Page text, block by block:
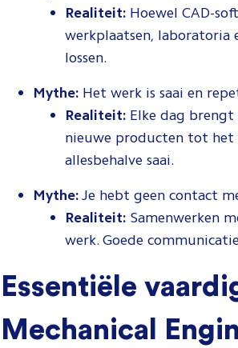
Realiteit: Hoewel CAD-
werkplaatsen, laboratoria
lossen.
Mythe: Het werk is saai en
Realiteit: Elke dag
nieuwe producten tot het
allesbehalve saai.
Mythe:Je hebt geen contact
Realiteit: Samenwerken
werk. Goede
Essentiële
Mechanical